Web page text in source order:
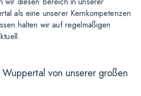
als eine unserer Kernkompetenzen
halten wir auf regelmäßigen
von unserer großen